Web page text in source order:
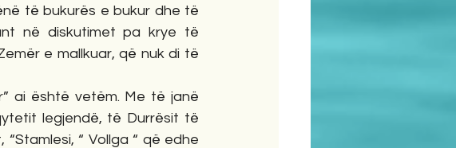
të bukurës e bukur dhe të
në diskutimet pa krye të
e mallkuar, që nuk di të
ai është vetëm. Me të janë
legjendë, të Durrësit të
“ Vollga “ që edhe